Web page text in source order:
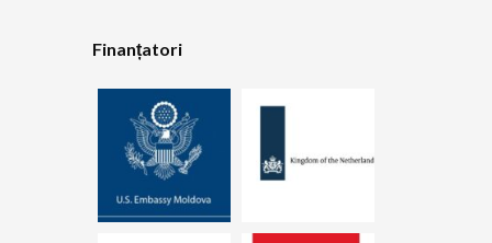
Finanțatori